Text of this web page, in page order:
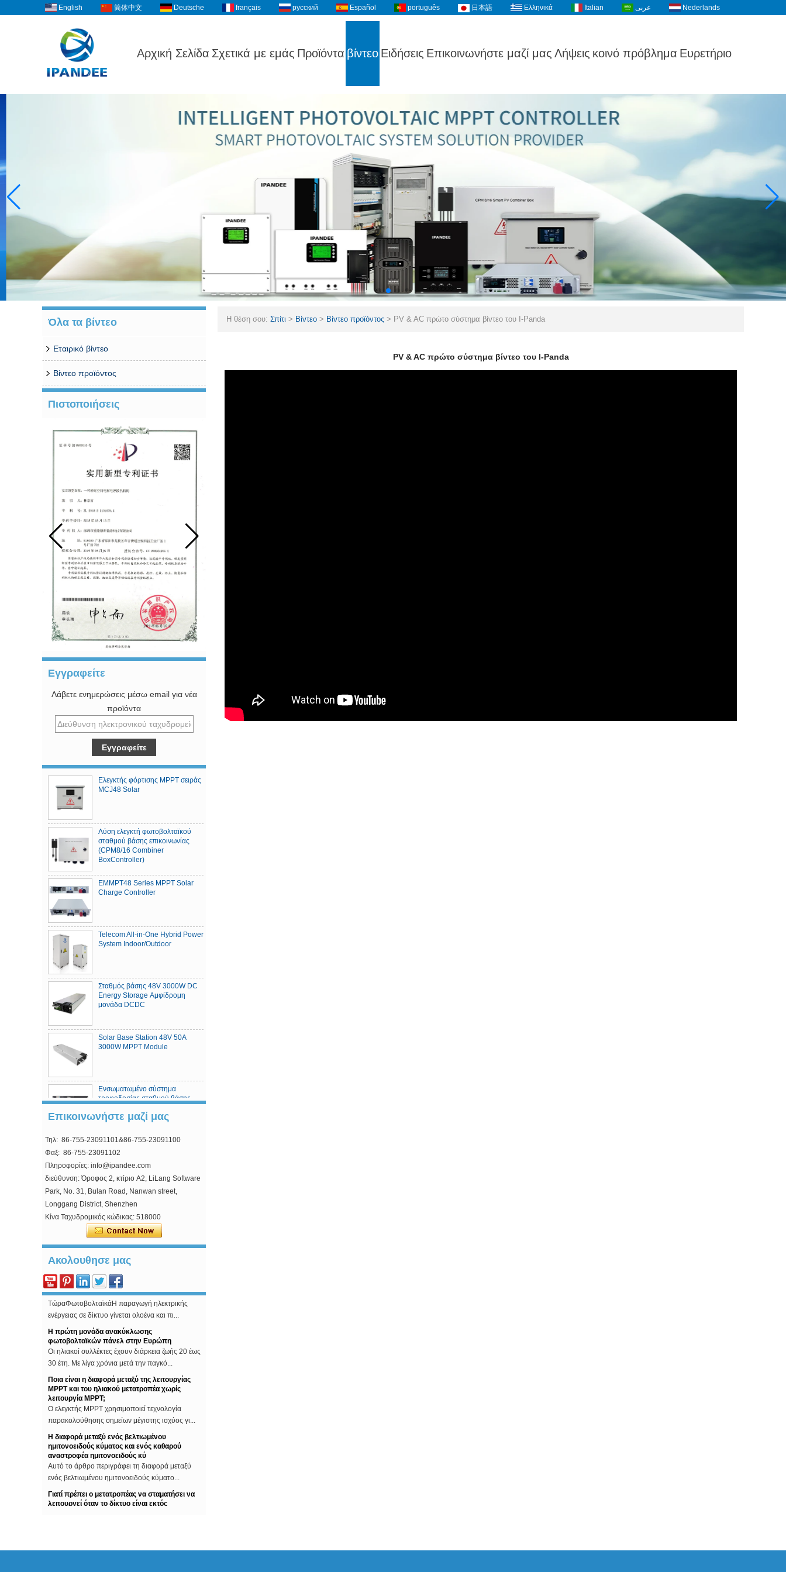
English 简体中文 Deutsche français русский Español português 日本語 Ελληνικά Italian عربى Nederlands
Αρχική Σελίδα Σχετικά με εμάς Προϊόντα βίντεο Ειδήσεις Επικοινωνήστε μαζί μας Λήψεις κοινό πρόβλημα Ευρετήριο
Όλα τα βίντεο
Εταιρικό βίντεο
Βίντεο προϊόντος
Πιστοποιήσεις
Εγγραφείτε
Λάβετε ενημερώσεις μέσω email για νέα
προϊόντα
Ελεγκτής φόρτισης MPPT σειράς
MCJ48 Solar
Λύση ελεγκτή φωτοβολταϊκού
σταθμού βάσης επικοινωνίας
(CPM8/16 Combiner
BoxController)
EMMPT48 Series MPPT Solar
Charge Controller
Telecom All-in-One Hybrid Power
System Indoor/Outdoor
Σταθμός βάσης 48V 3000W DC
Energy Storage Αμφίδρομη
μονάδα DCDC
Solar Base Station 48V 50A
3000W MPPT Module
Ενσωματωμένο σύστημα
τροφοδοσίας σταθμού βάσης
Ελεγκτής ηλιακής φόρτισης
MPPT
Επικοινωνήστε μαζί μας
Τηλ: 86-755-23091101&86-755-23091100
Φαξ: 86-755-23091102
Πληροφορίες: info@ipandee.com
διεύθυνση: Όροφος 2, κτίριο A2, LiLang Software
Park, No. 31, Bulan Road, Nanwan street,
Longgang District, Shenzhen
Κίνα Ταχυδρομικός κώδικας: 518000
Ακολουθησε μας
Γιατί ξεκινήσει τάση του μετατροπέα είναι
υψηλότερη από τη χαμηλότερη τάση;
Στο φωτοβολταϊκό διασυνδεδεμένα μετατροπέα,
υπάρχει ένα μάλλον περίεργο επιχείρ...
Πώς να λύσετε το πρόβλημα υπέρτασης του
μετατροπέα εναλλασσόμενου ρεύματος;
ΤώραΦωτοβολταϊκάΗ παραγωγή ηλεκτρικής
ενέργειας σε δίκτυο γίνεται ολοένα και πι...
φωτοβολταϊκών πάνελ στην Ευρώπη
Οι ηλιακοί συλλέκτες έχουν διάρκεια ζωής 20 έως
30 έτη. Με λίγα χρόνια μετά την παγκό...
MPPT και του ηλιακού μετατροπέα χωρίς
λειτουργία MPPT;
Ο ελεγκτής MPPT χρησιμοποιεί τεχνολογία
παρακολούθησης σημείων μέγιστης ισχύος γι...
ημιτονοειδούς κύματος και ενός καθαρού
αναστροφέα ημιτονοειδούς κύ
Αυτό το άρθρο περιγράφει τη διαφορά μεταξύ
ενός βελτιωμένου ημιτονοειδούς κύματο...
λειτουργεί όταν το δίκτυο είναι εκτός
λειτουργίας;
μετατροπέων στον κόσμο
Η θέση σου: Σπίτι > Βίντεο > Βίντεο προϊόντος > PV & AC πρώτο σύστημα βίντεο του I-Panda
PV & AC πρώτο σύστημα βίντεο του I-Panda